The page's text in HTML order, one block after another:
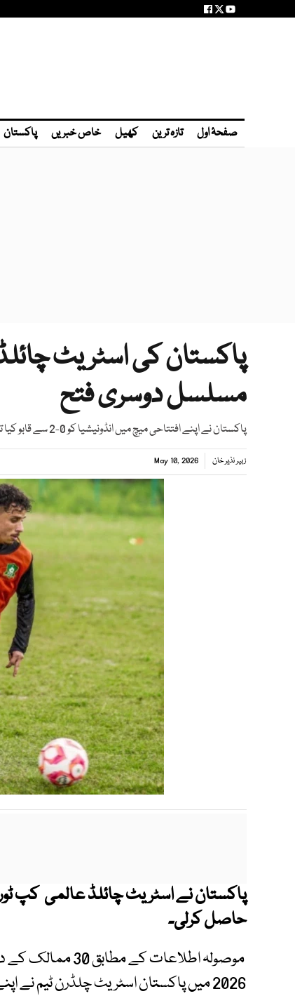
صفحۂ اول تازہ ترین کھیل خاص خبریں پاکستان
پاکستان کی اسٹریٹ
مسلسل دوسری فتح
پاکستان نے اپنے افتتاحی میچ میں انڈونیشیا کو 0-2 سے قابو کیا تھا
زبیر نذیر خان May 10, 2026
حاصل کرلی۔
موصولہ اطلاعات
2026 میں پاکستان اسٹریٹ چلڈرن ٹیم